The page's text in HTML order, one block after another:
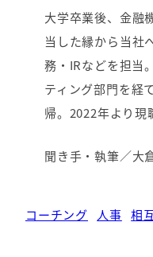
大学卒業後、金融
当した縁から当社
務・IRなどを担当
ティング部門を経
帰。2022年より現
聞き手・執筆／大
コーチング 人事 相